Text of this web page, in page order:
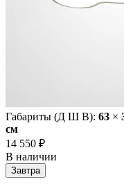
Габариты (Д Ш В): 63 ×
cм
14 550 ₽
В наличии
Завтра